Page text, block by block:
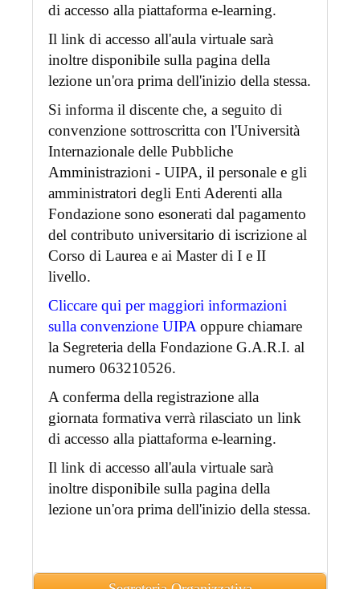
di accesso alla piattaforma e-learning.
Il link di accesso all'aula virtuale sarà
inoltre disponibile sulla pagina della
lezione un'ora prima dell'inizio della stessa.
Si informa il discente che, a seguito di
convenzione sottroscritta con l'Università
Internazionale delle Pubbliche
Amministrazioni - UIPA, il personale e gli
amministratori degli Enti Aderenti alla
Fondazione sono esonerati dal pagamento
del contributo universitario di iscrizione al
Corso di Laurea e ai Master di I e II
livello.
Cliccare qui per maggiori informazioni
sulla convenzione UIPAoppure chiamare
la Segreteria della Fondazione G.A.R.I. al
numero 063210526.
A conferma della registrazione alla
giornata formativa verrà rilasciato un link
di accesso alla piattaforma e-learning.
Il link di accesso all'aula virtuale sarà
inoltre disponibile sulla pagina della
lezione un'ora prima dell'inizio della stessa.